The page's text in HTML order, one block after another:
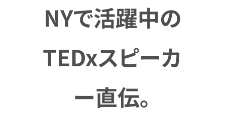
NYで活躍中の
TEDxスピーカ
ー直伝。